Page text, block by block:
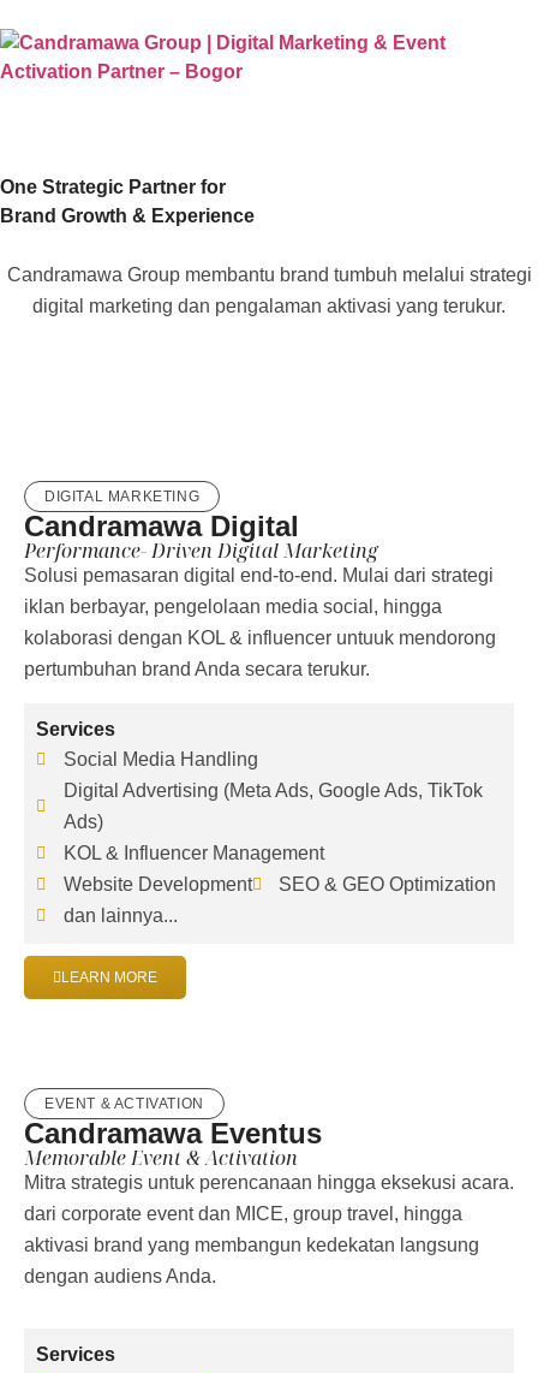
One Strategic Partner for
Brand Growth & Experience
Candramawa Group membantu brand tumbuh melalui strategi
digital marketing dan pengalaman aktivasi yang terukur.
DIGITAL MARKETING
Candramawa Digital
Performance- Driven Digital Marketing
Solusi pemasaran digital end-to-end. Mulai dari strategi
iklan berbayar, pengelolaan media social, hingga
kolaborasi dengan KOL & influencer untuuk mendorong
pertumbuhan brand Anda secara terukur.
Services
Social Media Handling
Digital Advertising (Meta Ads, Google Ads, TikTok
Ads)
KOL & Influencer Management
Website Development
SEO & GEO Optimization
dan lainnya...
LEARN MORE
EVENT & ACTIVATION
Candramawa Eventus
Memorable Event & Activation​
Mitra strategis untuk perencanaan hingga eksekusi acara.
dari corporate event dan MICE, group travel, hingga
aktivasi brand yang membangun kedekatan langsung
dengan audiens Anda.
Services